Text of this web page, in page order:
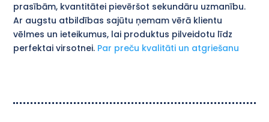
prasībām, kvantitātei pievēršot sekundāru uzmanību.
Ar augstu atbildības sajūtu ņemam vērā klientu
vēlmes un ieteikumus, lai produktus pilveidotu līdz
perfektai virsotnei. Par preču kvalitāti un atgriešanu